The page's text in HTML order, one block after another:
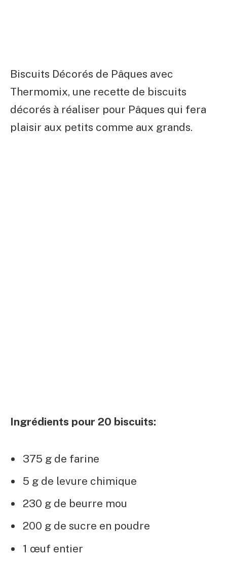
Biscuits Décorés de Pâques avec
Thermomix, une recette de biscuits
décorés à réaliser pour Pâques qui fera
plaisir aux petits comme aux grands.
Ingrédients pour 20 biscuits:
375 g de farine
5 g de levure chimique
230 g de beurre mou
200 g de sucre en poudre
1 œuf entier